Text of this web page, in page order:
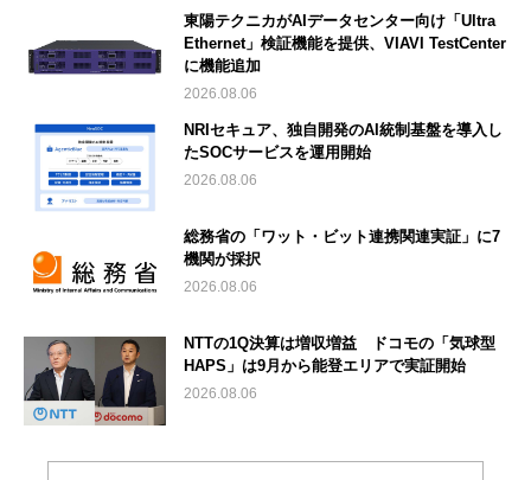
東陽テクニカがAIデータセンター向け「Ultra
Ethernet」検証機能を提供、VIAVI TestCenter
に機能追加
2026.08.06
NRIセキュア、独自開発のAI統制基盤を導入し
たSOCサービスを運用開始
2026.08.06
総務省の「ワット・ビット連携関連実証」に7
機関が採択
2026.08.06
NTTの1Q決算は増収増益 ドコモの「気球型
HAPS」は9月から能登エリアで実証開始
2026.08.06